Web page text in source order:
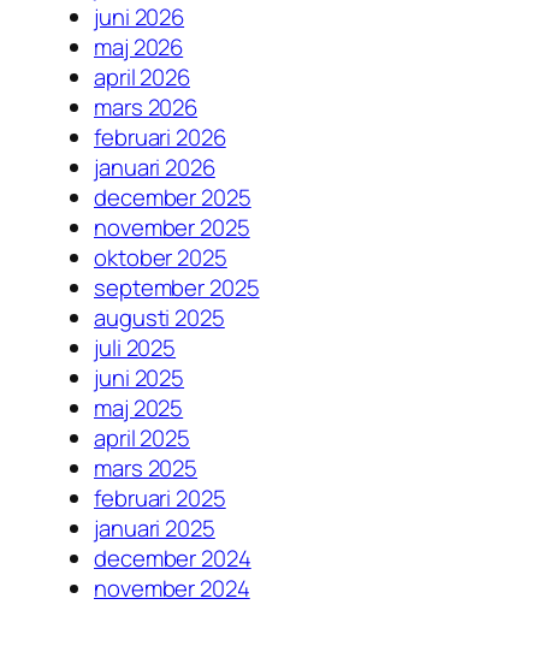
juni 2026
maj 2026
april 2026
mars 2026
februari 2026
januari 2026
december 2025
november 2025
oktober 2025
september 2025
augusti 2025
juli 2025
juni 2025
maj 2025
april 2025
mars 2025
februari 2025
januari 2025
december 2024
november 2024